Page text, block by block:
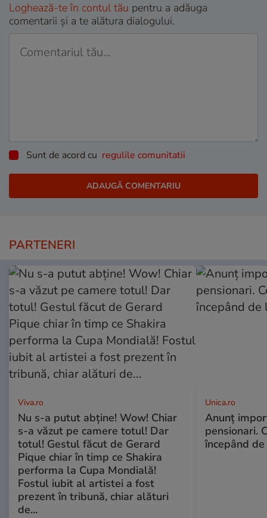
Loghează-te în contul tău pentru a adăuga
comentarii și a te alătura dialogului.
Sunt de acord cu regulile comunitatii
PARTENERI
Viva.ro
Nu s-a putut abține! Wow! Chiar
s-a văzut pe camere totul! Dar
totul! Gestul făcut de Gerard
Pique chiar în timp ce Shakira
performa la Cupa Mondială!
Fostul iubit al artistei a fost
prezent în tribună, chiar alături
de...
Unica.ro
Anunț
pensionari.
începând